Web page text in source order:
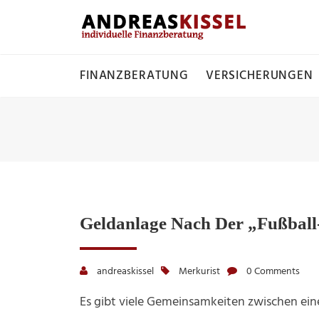
FINANZBERATUNG VERSICHERUNGEN
Geldanlage Nach Der
andreaskissel Merkurist 0 Comments
Es gibt viele Gemeinsamkeiten zwischen